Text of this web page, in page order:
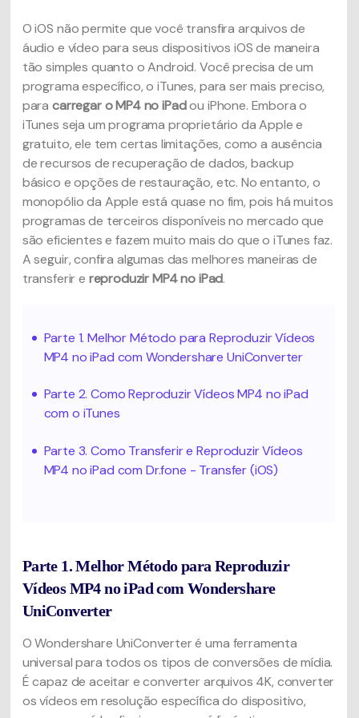
O iOS não permite que você transfira arquivos de
áudio e vídeo para seus dispositivos iOS de maneira
tão simples quanto o Android. Você precisa de um
programa específico, o iTunes, para ser mais preciso,
para carregar o MP4 no iPadou iPhone. Embora o
iTunes seja um programa proprietário da Apple e
gratuito, ele tem certas limitações, como a ausência
de recursos de recuperação de dados, backup
básico e opções de restauração, etc. No entanto, o
monopólio da Apple está quase no fim, pois há muitos
programas de terceiros disponíveis no mercado que
são eficientes e fazem muito mais do que o iTunes faz.
A seguir, confira algumas das melhores maneiras de
transferir e reproduzir MP4 no iPad.
Parte 1. Melhor Método para Reproduzir Vídeos
MP4 no iPad com Wondershare UniConverter
Parte 2. Como Reproduzir Vídeos MP4 no iPad
com o iTunes
Parte 3. Como Transferir e Reproduzir Vídeos
MP4 no iPad com Dr.fone - Transfer (iOS)
Parte 1. Melhor Método para Reproduzir
Vídeos MP4 no iPad com Wondershare
UniConverter
O Wondershare UniConverter é uma ferramenta
universal para todos os tipos de conversões de mídia.
É capaz de aceitar e converter arquivos 4K, converter
os vídeos em resolução específica do dispositivo,